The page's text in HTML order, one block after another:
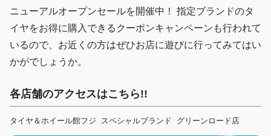
ニューアルオープンセールを開催中！ 指定ブランドのタ
イヤをお得に購入できるクーポンキャンペーンも行われて
いるので、お近くの方はぜひお店に遊びに行ってみてはい
かがでしょうか。
各店舗のアクセスはこちら!!
タイヤ＆ホイール館フジ スペシャルブランド グリーンロード店